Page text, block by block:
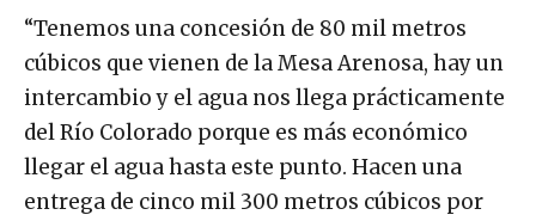
“Tenemos una concesión de 80 mil metros
cúbicos que vienen de la Mesa Arenosa, hay un
intercambio y el agua nos llega prácticamente
del Río Colorado porque es más económico
llegar el agua hasta este punto. Hacen una
entrega de cinco mil 300 metros cúbicos por